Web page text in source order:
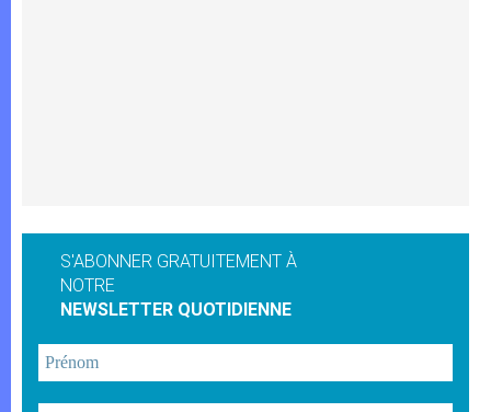
S'ABONNER GRATUITEMENT À
NOTRE
NEWSLETTER QUOTIDIENNE